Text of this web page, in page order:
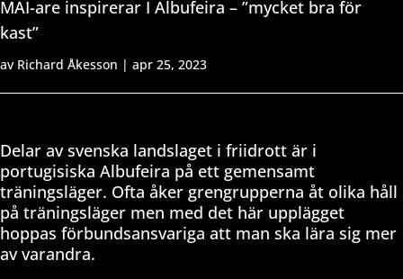
MAI-are inspirerar I Albufeira – ”mycket bra för
kast”
av Richard Åkesson | apr 25, 2023
Delar av svenska landslaget i friidrott är i
portugisiska Albufeira på ett gemensamt
träningsläger. Ofta åker grengrupperna åt olika håll
på träningsläger men med det här upplägget
hoppas förbundsansvariga att man ska lära sig mer
av varandra.